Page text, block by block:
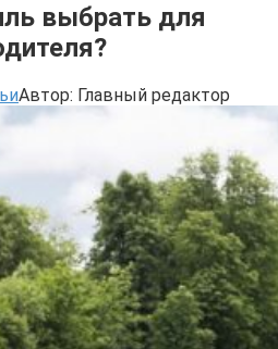
выбрать для
Автор: Главный редактор